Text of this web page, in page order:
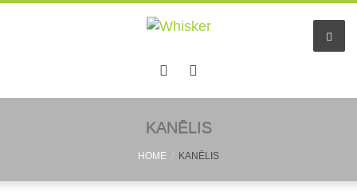
KANĒLIS
HOME KANĒLIS